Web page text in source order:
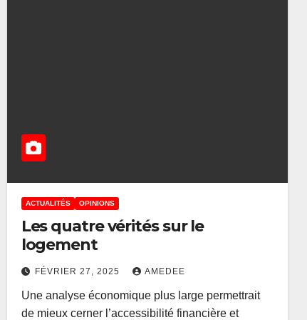
ACTUALITÉS OPINIONS
Les quatre vérités sur le
logement
FÉVRIER 27, 2025 AMEDEE
Une analyse économique plus large permettrait
de mieux cerner l’accessibilité financière et
ACTUALITÉS
Signature de
l’accord sur